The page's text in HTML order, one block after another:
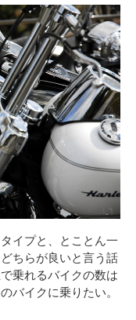
イプと、とことん一
ちらが良いと言う話
乗れるバイクの数は
バイクに乗りたい。